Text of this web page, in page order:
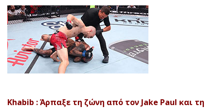
Khabib : Άρπαξε τη ζώνη από τον Jake Paul και τη